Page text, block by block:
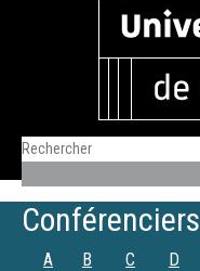
Conférenciers
A B C D